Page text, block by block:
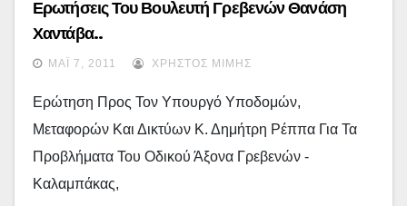
Ερωτήσεις Του Βουλευτή Γρεβενών Θανάση
Χαντάβα..
ΜΆΙ 7, 2011 ΧΡΉΣΤΟΣ ΜΊΜΗΣ
Ερώτηση Προς Τον Υπουργό Υποδομών,
Μεταφορών Και Δικτύων Κ. Δημήτρη Ρέππα Για Τα
Προβλήματα Του Οδικού Άξονα Γρεβενών -
Καλαμπάκας,